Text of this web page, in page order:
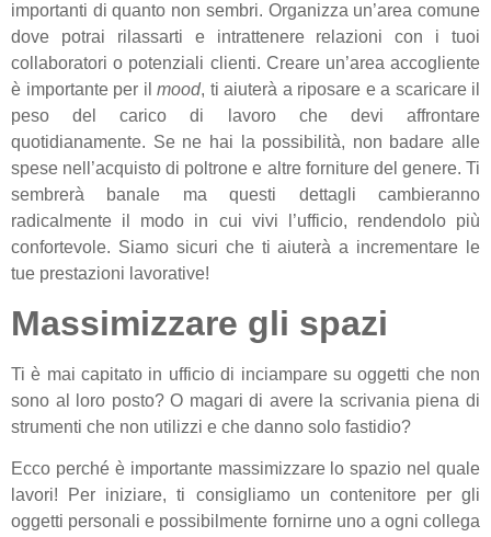
importanti di quanto non sembri. Organizza un’area comune
dove potrai rilassarti e intrattenere relazioni con i tuoi
collaboratori o potenziali clienti. Creare un’area accogliente
è importante per il mood, ti aiuterà a riposare e a scaricare il
peso del carico di lavoro che devi affrontare
quotidianamente. Se ne hai la possibilità, non badare alle
spese nell’acquisto di poltrone e altre forniture del genere. Ti
sembrerà banale ma questi dettagli cambieranno
radicalmente il modo in cui vivi l’ufficio, rendendolo più
confortevole. Siamo sicuri che ti aiuterà a incrementare le
tue prestazioni lavorative!
Massimizzare gli spazi
Ti è mai capitato in ufficio di inciampare su oggetti che non
sono al loro posto? O magari di avere la scrivania piena di
strumenti che non utilizzi e che danno solo fastidio?
Ecco perché è importante massimizzare lo spazio nel quale
lavori! Per iniziare, ti consigliamo un contenitore per gli
oggetti personali e possibilmente fornirne uno a ogni collega